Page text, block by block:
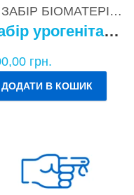
0. ЗАБІР БІОМАТЕРІАЛІВ
Забір урогенітального БМ у жінок
грн.
ДОДАТИ В КОШИК